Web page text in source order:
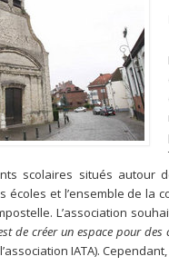
scolaires situés autour
écoles et l’ensemble de la
L’association
de créer un espace pour
IATA).